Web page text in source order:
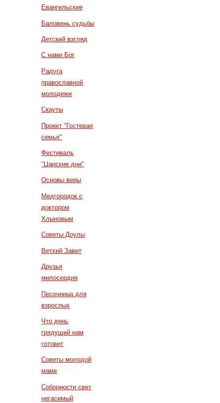
Евангельские
Баловень судьбы
Детский взгляд
С нами Бог
Радуга
православной
молодежи
Скауты
Проект "Гостевая
семья"
Фестиваль
"Царские дни"
Основы веры
Медгородок с
доктором
Хлыновым
Советы Доулы
Ветхий Завет
Друзья
милосердия
Песочница для
взрослых
Что день
грядущий нам
готовит
Советы молодой
маме
Соборности свет
негасимый